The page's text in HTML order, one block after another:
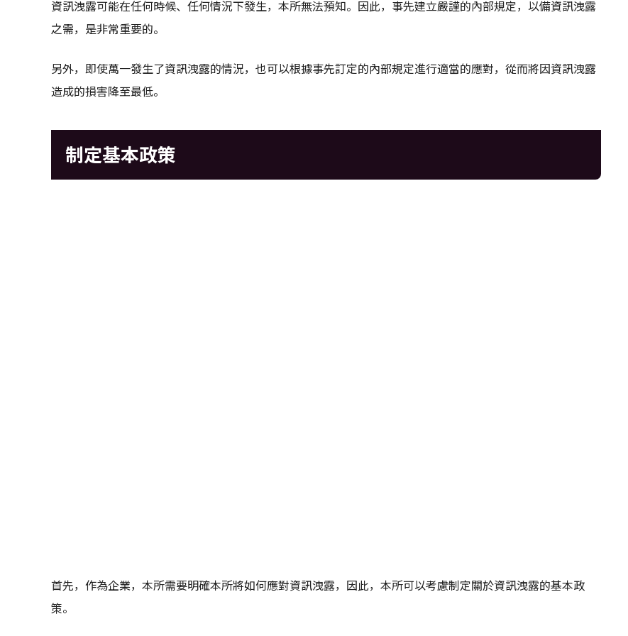
資訊洩露可能在任何時候、任何情況下發生，本所無法預知。因此，事先建立嚴謹的內部規定，以備資訊洩露
之需，是非常重要的。
另外，即使萬一發生了資訊洩露的情況，也可以根據事先訂定的內部規定進行適當的應對，從而將因資訊洩露
造成的損害降至最低。
制定基本政策
首先，作為企業，本所需要明確本所將如何應對資訊洩露，因此，本所可以考慮制定關於資訊洩露的基本政
策。